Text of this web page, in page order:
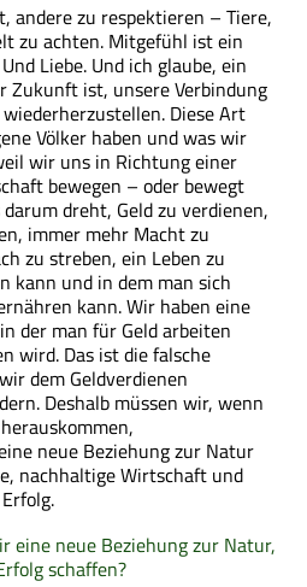
andere zu respektieren – Tiere,
zu achten. Mitgefühl ist ein
Liebe. Und ich glaube, ein
Zukunft ist, unsere Verbindung
Diese Art
Völker haben und was wir
wir uns in Richtung einer
bewegen – oder bewegt
dreht, Geld zu verdienen,
immer mehr Macht zu
zu streben, ein Leben zu
kann und in dem man sich
kann. Wir haben eine
der man für Geld arbeiten
wird. Das ist die falsche
dem Geldverdienen
Deshalb müssen wir, wenn
neue Beziehung zur Natur
nachhaltige Wirtschaft und
eine neue Beziehung zur Natur,
schaffen?